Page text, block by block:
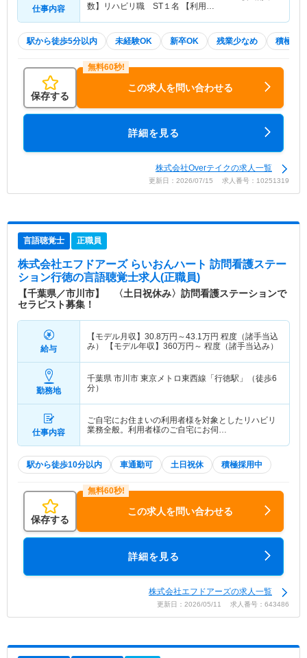
仕事内容
数】リハビリ職 ST１名 【利用…
駅から徒歩5分以内 未経験OK 新卒OK 残業少なめ 積極採
保存する
この求人を問い合わせる
詳細を見る
株式会社Overテイクの求人一覧
更新日：2026/07/15 求人番号：10251319
言語聴覚士 正職員
株式会社エフドアーズ らいおんハート 訪問看護ステー
ション行徳の言語聴覚士求人(正職員)
【千葉県／市川市】 〈土日祝休み〉訪問看護ステーションで
セラピスト募集！
給与
【モデル月収】 30.8万円～43.1万円 程度（諸手当込
み） 【モデル年収】 360万円～ 程度（諸手当込み）
勤務地
千葉県 市川市 東京メトロ東西線「行徳駅」（徒歩6
分）
仕事内容
ご自宅にお住まいの利用者様を対象としたリハビリ
業務全般。利用者様のご自宅にお伺…
駅から徒歩10分以内 車通勤可 土日祝休 積極採用中
保存する
この求人を問い合わせる
詳細を見る
株式会社エフドアーズの求人一覧
更新日：2026/05/11 求人番号：643486